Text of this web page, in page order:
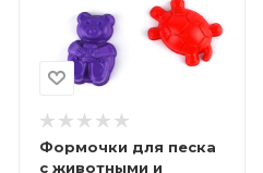
Формочки для песка
с животными и